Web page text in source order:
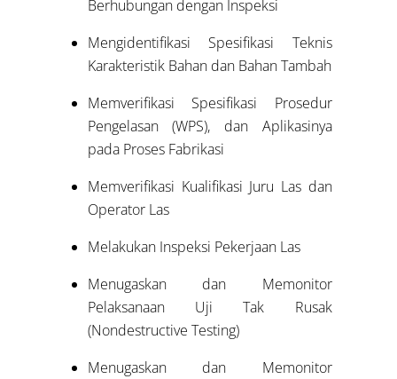
Berhubungan dengan Inspeksi
Mengidentifikasi Spesifikasi Teknis
Karakteristik Bahan dan Bahan Tambah
Memverifikasi Spesifikasi Prosedur
Pengelasan (WPS), dan Aplikasinya
pada Proses Fabrikasi
Memverifikasi Kualifikasi Juru Las dan
Operator Las
Melakukan Inspeksi Pekerjaan Las
Menugaskan dan Memonitor
Pelaksanaan Uji Tak Rusak
(Nondestructive Testing)
Menugaskan dan Memonitor